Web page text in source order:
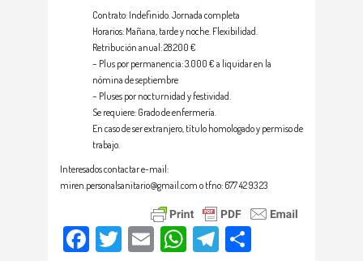
Contrato: Indefinido. Jornada completa
Horarios: Mañana, tarde y noche. Flexibilidad.
Retribución anual: 28.200 €
– Plus por permanencia: 3.000 € a liquidar en la
nómina de septiembre
– Pluses por nocturnidad y festividad.
Se requiere: Grado de enfermería.
En caso de ser extranjero, título homologado y permiso de
trabajo.
Interesados contactar e-mail:
miren.personalsanitario@gmail.com o tfno: 677 42 93 23
Facebook
TwitterEmailWhatsApp
Telegram